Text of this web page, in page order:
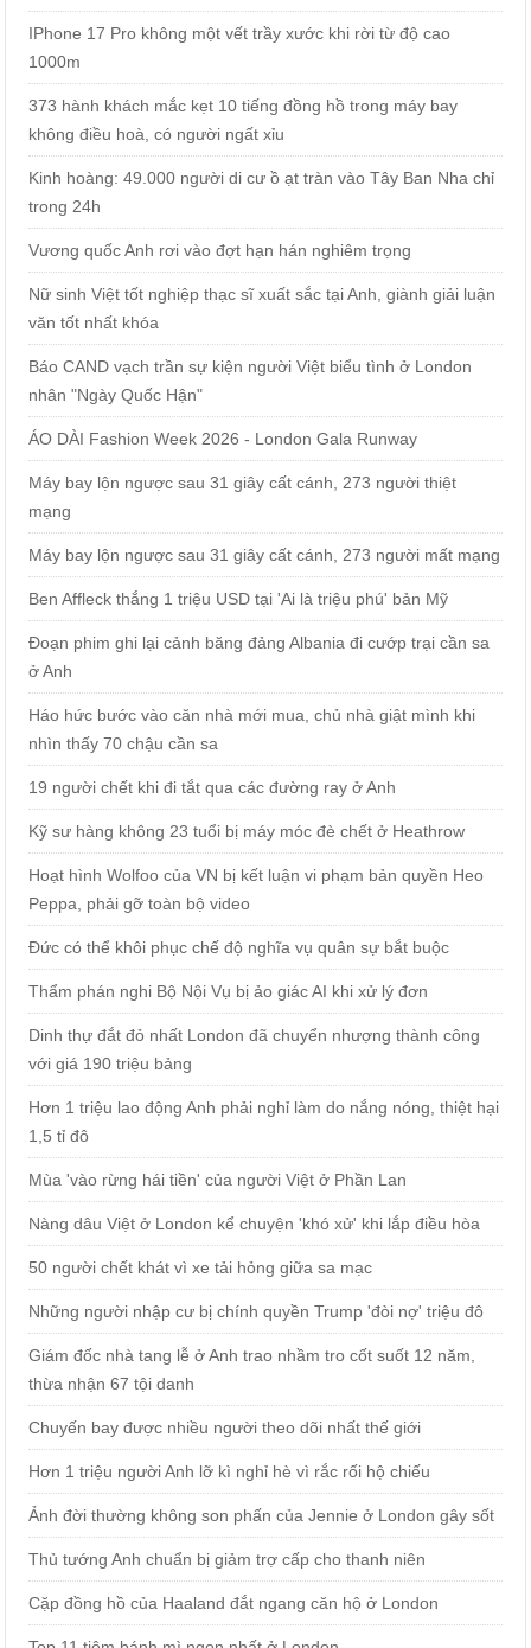
IPhone 17 Pro không một vết trầy xước khi rời từ độ cao
1000m
373 hành khách mắc kẹt 10 tiếng đồng hồ trong máy bay
không điều hoà, có người ngất xỉu
Kinh hoàng: 49.000 người di cư ồ ạt tràn vào Tây Ban Nha chỉ
trong 24h
Vương quốc Anh rơi vào đợt hạn hán nghiêm trọng
Nữ sinh Việt tốt nghiệp thạc sĩ xuất sắc tại Anh, giành giải luận
văn tốt nhất khóa
Báo CAND vạch trần sự kiện người Việt biểu tình ở London
nhân "Ngày Quốc Hận"
ÁO DÀI Fashion Week 2026 - London Gala Runway
Máy bay lộn ngược sau 31 giây cất cánh, 273 người thiệt
mạng
Máy bay lộn ngược sau 31 giây cất cánh, 273 người mất mạng
Ben Affleck thắng 1 triệu USD tại 'Ai là triệu phú' bản Mỹ
Đoạn phim ghi lại cảnh băng đảng Albania đi cướp trại cần sa
ở Anh
Háo hức bước vào căn nhà mới mua, chủ nhà giật mình khi
nhìn thấy 70 chậu cần sa
19 người chết khi đi tắt qua các đường ray ở Anh
Kỹ sư hàng không 23 tuổi bị máy móc đè chết ở Heathrow
Hoạt hình Wolfoo của VN bị kết luận vi phạm bản quyền Heo
Peppa, phải gỡ toàn bộ video
Đức có thể khôi phục chế độ nghĩa vụ quân sự bắt buộc
Thẩm phán nghi Bộ Nội Vụ bị ảo giác AI khi xử lý đơn
Dinh thự đắt đỏ nhất London đã chuyển nhượng thành công
với giá 190 triệu bảng
Hơn 1 triệu lao động Anh phải nghỉ làm do nắng nóng, thiệt hại
1,5 tỉ đô
Mùa 'vào rừng hái tiền' của người Việt ở Phần Lan
Nàng dâu Việt ở London kể chuyện 'khó xử' khi lắp điều hòa
50 người chết khát vì xe tải hỏng giữa sa mạc
Những người nhập cư bị chính quyền Trump 'đòi nợ' triệu đô
Giám đốc nhà tang lễ ở Anh trao nhầm tro cốt suốt 12 năm,
thừa nhận 67 tội danh
Chuyến bay được nhiều người theo dõi nhất thế giới
Hơn 1 triệu người Anh lỡ kì nghỉ hè vì rắc rối hộ chiếu
Ảnh đời thường không son phấn của Jennie ở London gây sốt
Thủ tướng Anh chuẩn bị giảm trợ cấp cho thanh niên
Cặp đồng hồ của Haaland đắt ngang căn hộ ở London